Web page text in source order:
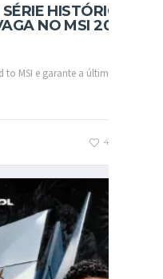
HISTÓRICA
NO MSI 2026
MSI e garante a última
45